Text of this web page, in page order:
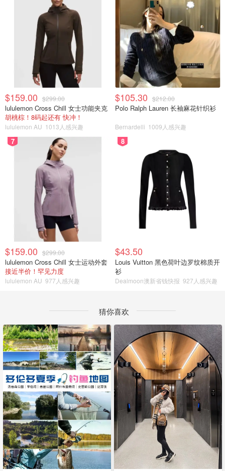
$159.00 $299.00
lululemon Cross Chill 女士功能夹克
胡桃棕！8码起还有 快冲！
lululemon AU 1013人感兴趣
$105.30 $212.00
Polo Ralph Lauren 长袖麻花针织衫
Bernardelli 1009人感兴趣
7
$159.00 $299.00
lululemon Cross Chill 女士运动外套
接近半价！罕见力度
lululemon AU 977人感兴趣
8
$43.50
Louis Vuitton 黑色荷叶边罗纹棉质开
衫
Dealmoon澳新省钱快报 927人感兴趣
猜你喜欢